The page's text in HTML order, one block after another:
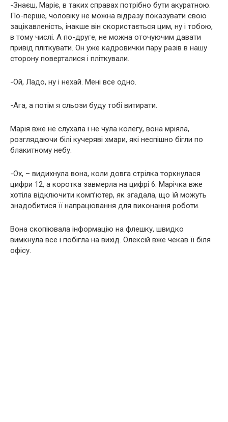
-Знаєш, Маріє, в таких справах потрібно бути акуратною.
По-перше, чоловіку не можна відразу показувати свою
зацікавленість, інакше він скористається цим, ну і тобою,
в тому числі. А по-друге, не можна оточуючим давати
привід пліткувати. Он уже кадровички пару разів в нашу
сторону поверталися і пліткували.
-Ой, Ладо, ну і нехай. Мені все одно.
-Ага, а потім я сльози буду тобі витирати.
Марія вже не слухала і не чула колегу, вона мріяла,
розглядаючи білі кучеряві хмари, які неспішно бігли по
блакитному небу.
-Ох, – видихнула вона, коли довга стрілка торкнулася
цифри 12, а коротка завмерла на цифрі 6. Марічка вже
хотіла відключити комп’ютер, як згадала, що їй можуть
знадобитися її напрацювання для виконання роботи.
Вона скопіювала інформацію на флешку, швидко
вимкнула все і побігла на вихід. Олексій вже чекав її біля
офісу.